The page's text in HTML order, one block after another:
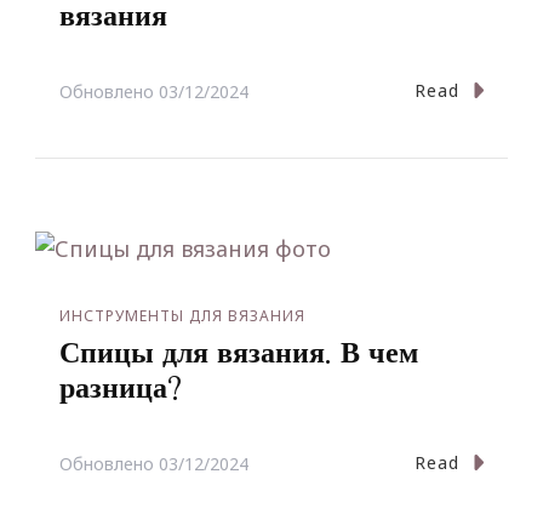
вязания
Обновлено 03/12/2024 Read
ИНСТРУМЕНТЫ ДЛЯ ВЯЗАНИЯ
Спицы для вязания. В чем
разница?
Обновлено 03/12/2024 Read